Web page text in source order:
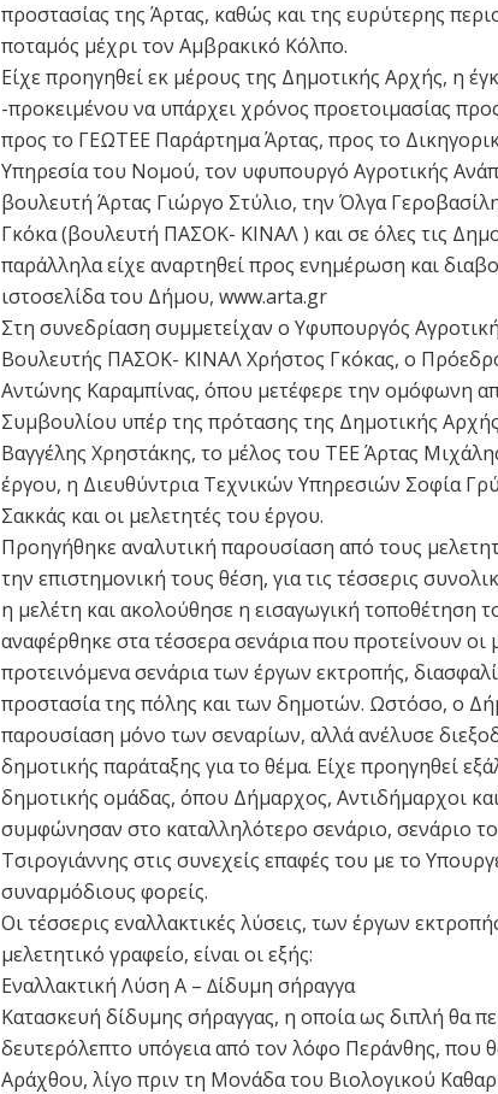
προστασίας της Άρτας, καθώς και της ευρύτερης
ποταμός μέχρι τον Αμβρακικό Κόλπο.
Είχε προηγηθεί εκ μέρους της Δημοτικής Αρχής, η
-προκειμένου να υπάρχει χρόνος προετοιμασίας
προς το ΓΕΩΤΕΕ Παράρτημα Άρτας, προς το
Υπηρεσία του Νομού, τον υφυπουργό Αγροτικής
βουλευτή Άρτας Γιώργο Στύλιο, την Όλγα
Γκόκα (βουλευτή ΠΑΣΟΚ- ΚΙΝΑΛ ) και σε όλες τις
παράλληλα είχε αναρτηθεί προς ενημέρωση και
ιστοσελίδα του Δήμου, www.arta.gr
Στη συνεδρίαση συμμετείχαν ο Υφυπουργός
Βουλευτής ΠΑΣΟΚ- ΚΙΝΑΛ Χρήστος Γκόκας, ο
Αντώνης Καραμπίνας, όπου μετέφερε την ομόφωνη
Συμβουλίου υπέρ της πρότασης της Δημοτικής
Βαγγέλης Χρηστάκης, το μέλος του ΤΕΕ Άρτας
έργου, η Διευθύντρια Τεχνικών Υπηρεσιών Σοφία
Σακκάς και οι μελετητές του έργου.
Προηγήθηκε αναλυτική παρουσίαση από τους
την επιστημονική τους θέση, για τις τέσσερις
η μελέτη και ακολούθησε η εισαγωγική τοποθέτηση
αναφέρθηκε στα τέσσερα σενάρια που προτείνουν οι
προτεινόμενα σενάρια των έργων εκτροπής,
προστασία της πόλης και των δημοτών. Ωστόσο, ο
παρουσίαση μόνο των σεναρίων, αλλά ανέλυσε
δημοτικής παράταξης για το θέμα. Είχε προηγηθεί
δημοτικής ομάδας, όπου Δήμαρχος, Αντιδήμαρχοι
συμφώνησαν στο καταλληλότερο σενάριο, σενάριο
Τσιρογιάννης στις συνεχείς επαφές του με το
συναρμόδιους φορείς.
Οι τέσσερις εναλλακτικές λύσεις, των έργων
μελετητικό γραφείο, είναι οι εξής:
Εναλλακτική Λύση Α – ∆ίδυµη σήραγγα
Κατασκευή δίδυμης σήραγγας, η οποία ως διπλή θα
δευτερόλεπτο υπόγεια από τον λόφο Περάνθης, που
Αράχθου, λίγο πριν τη Μονάδα του Βιολογικού